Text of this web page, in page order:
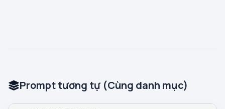
Prompt tương tự (Cùng danh mục)